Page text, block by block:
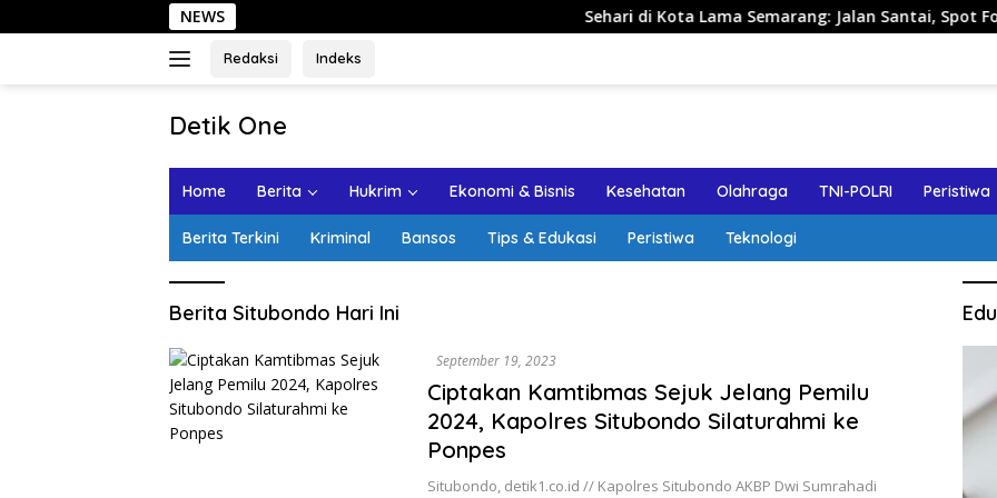
ke
NEWS Sehari di Kota Lama Semarang: Jalan Santai, Spot Foto, dan
Redaksi Indeks
Detik One
Ungkap
Home Berita Hukrim Ekonomi & Bisnis Kesehatan Olahraga TNI-POLRI Peristiwa
Berita Terkini Kriminal Bansos Tips & Edukasi Peristiwa Teknologi
Berita Situbondo Hari Ini
September 19, 2023
Ciptakan Kamtibmas Sejuk Jelang Pemilu
2024, Kapolres Situbondo Silaturahmi ke
Ponpes
Situbondo, detik1.co.id // Kapolres Situbondo AKBP Dwi Sumrahadi